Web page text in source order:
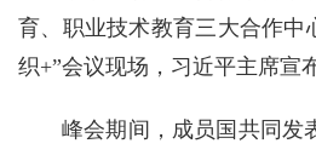
育、职业技术教育三大合作
织+”会议现场，习近平主席宣
峰会期间，成员国共同发